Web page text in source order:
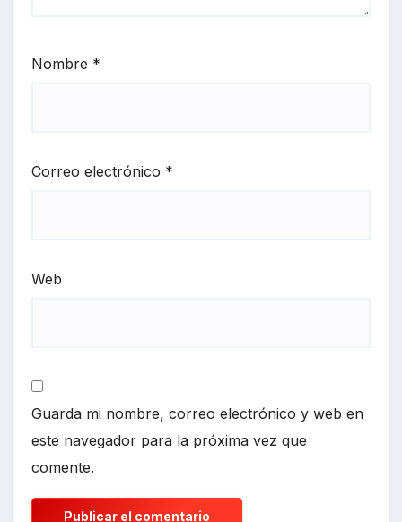
Nombre *
Correo electrónico *
Web
Guarda mi nombre, correo electrónico y web en
este navegador para la próxima vez que
comente.